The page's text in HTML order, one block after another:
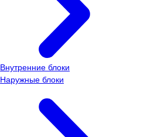
Внутренние блоки
Наружные блоки